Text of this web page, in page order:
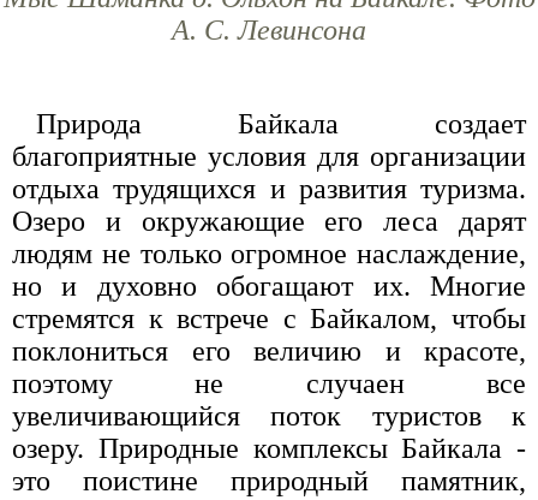
А. С. Левинсона
Природа Байкала создает
благоприятные условия для организации
отдыха трудящихся и развития туризма.
Озеро и окружающие его леса дарят
людям не только огромное наслаждение,
но и духовно обогащают их. Многие
стремятся к встрече с Байкалом, чтобы
поклониться его величию и красоте,
поэтому не случаен все
увеличивающийся поток туристов к
озеру. Природные комплексы Байкала -
это поистине природный памятник,